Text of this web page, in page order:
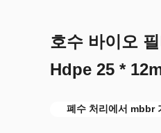
호수 바이오
Hdpe 25 *
폐수 처리에서 mbbr